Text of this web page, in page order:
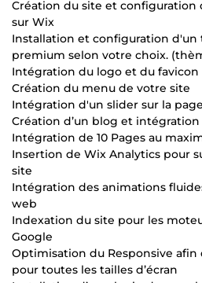
Création du site et configuration
sur Wix
Installation et configuration
premium selon votre choix.
Intégration du logo et du favicon
Création du menu de votre site
Intégration d'un slider sur la
Création d’un blog et
Intégration de 10 Pages au
Insertion de Wix Analytics pour
site
Intégration des animations
web
Indexation du site pour les
Google
Optimisation du Responsive afin
pour toutes les tailles d’écran